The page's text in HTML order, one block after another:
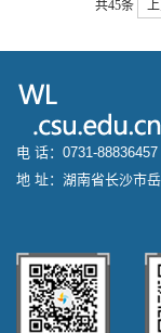
共45条
电 话：0731-
地 址：湖南省长沙市